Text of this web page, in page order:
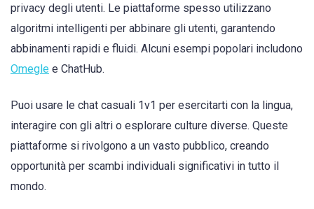
privacy degli utenti. Le piattaforme spesso utilizzano
algoritmi intelligenti per abbinare gli utenti, garantendo
abbinamenti rapidi e fluidi. Alcuni esempi popolari includono
Omegle e ChatHub.
Puoi usare le chat casuali 1v1 per esercitarti con la lingua,
interagire con gli altri o esplorare culture diverse. Queste
piattaforme si rivolgono a un vasto pubblico, creando
opportunità per scambi individuali significativi in tutto il
mondo.